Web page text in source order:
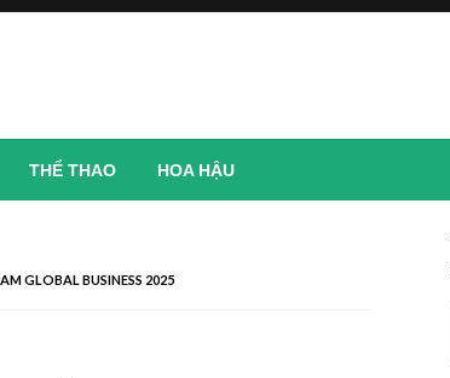
THỂ THAO HOA HẬU
GLOBAL BUSINESS 2025